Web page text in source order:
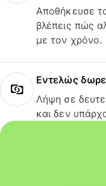
Αποθήκευσε
βλέπεις πώς
με τον χρόνο.
Εντελώς
Λήψη σε
και δεν